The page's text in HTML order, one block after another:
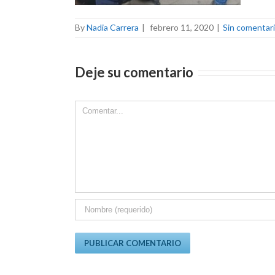
ByNadia Carrera | febrero 11, 2020 | Sin
Deje su comentario
Comment